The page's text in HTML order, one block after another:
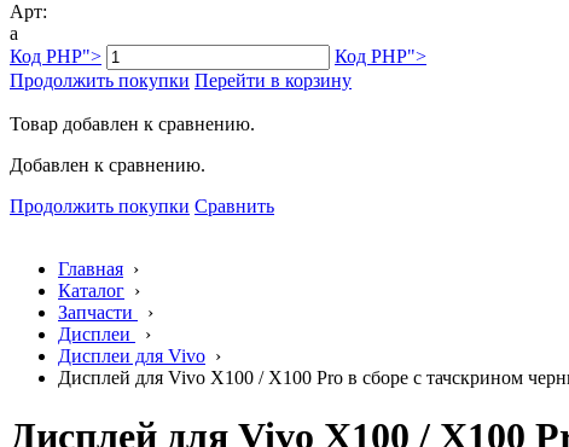
Арт:
a
Код PHP"> Код PHP">
Продолжить покупки Перейти в корзину
Товар добавлен к сравнению.
Добавлен к сравнению.
Продолжить покупки Сравнить
Главная ›
Каталог ›
Запчасти
›
Дисплеи
›
Дисплеи для Vivo ›
Дисплей для Vivo X100 / X100 Pro в сборе с тачскрином
Дисплей для Vivo X100 / X100